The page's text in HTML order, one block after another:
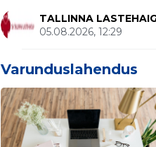
TALLINNA
05.08.2026, 12:29
Varunduslahendus